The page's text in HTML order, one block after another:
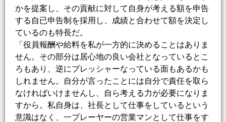
かを提案し、その貢献に対して自身が考える額を申告
する自已申告制を採用し、成績と合わせて額を決定し
ているのも特長だ。
「役員報酬や給料を私が一方的に決めることはありま
せん。その部分は居心地の良い会社となっているとこ
ろもあり、逆にプレッシャーなっている面もあるかも
しれません。自分が言ったことには自分で責任を取ら
なければいけませんし、自ら考える力が必要になりま
すから。私自身は、社長として仕事をしているという
意識はなく、一プレーヤーの営業マンとして仕事をす